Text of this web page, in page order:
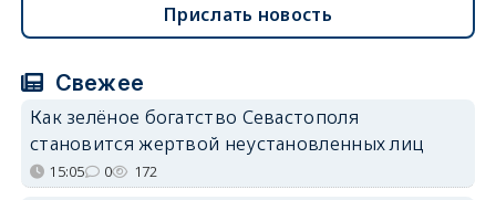
Прислать новость
Свежее
Как зелёное богатство Севастополя
становится жертвой неустановленных лиц
15:05 0 172